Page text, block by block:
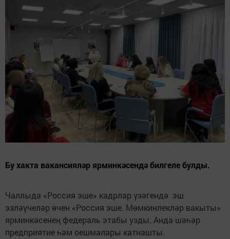
Бу хакта вакансияләр ярминкәсендә билгеле булды.
Чаллыда «Россия эше» кадрлар үзәгендә эш
эзләүчеләр өчен «Россия эше. Мөмкинлекләр вакыты»
ярминкәсенең федераль этабы узды. Анда шәһәр
предприятие һәм оешмалары катнашты.